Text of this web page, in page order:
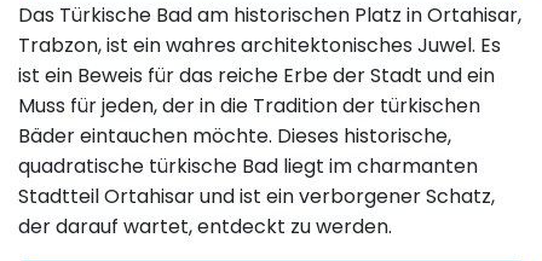
Das Türkische Bad am historischen Platz in Ortahisar,
Trabzon, ist ein wahres architektonisches Juwel. Es
ist ein Beweis für das reiche Erbe der Stadt und ein
Muss für jeden, der in die Tradition der türkischen
Bäder eintauchen möchte. Dieses historische,
quadratische türkische Bad liegt im charmanten
Stadtteil Ortahisar und ist ein verborgener Schatz,
der darauf wartet, entdeckt zu werden.